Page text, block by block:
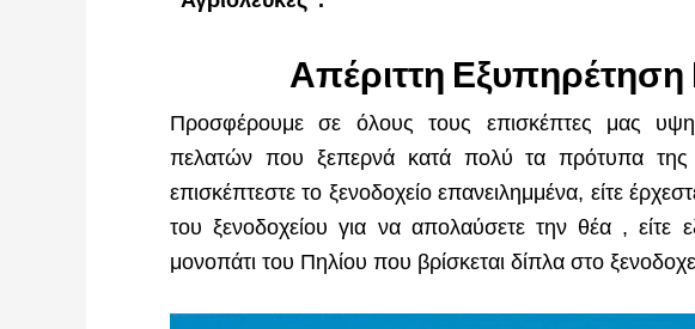
Απέριττη
Προσφέρουμε σε όλους τους επισκέπτες μας
πελατών που ξεπερνά κατά πολύ τα πρότυπα της
επισκέπτεστε το ξενοδοχείο επανειλημμένα, είτε
του ξενοδοχείου για να απολαύσετε την θέα , είτε
μονοπάτι του Πηλίου που βρίσκεται δίπλα στο